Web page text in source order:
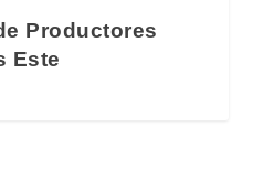
Productores
Este